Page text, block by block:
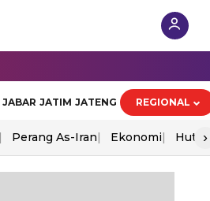
JABAR JATIM JATENG REGIONAL
Perang As-Iran Ekonomi Hut Ri
›